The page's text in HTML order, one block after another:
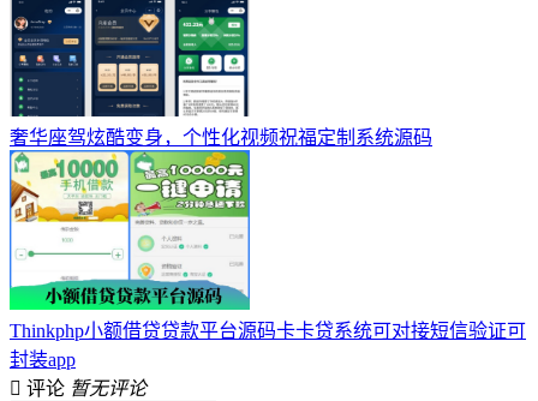
奢华座驾炫酷变身，个性化视频祝福定制系统源码
Thinkphp小额借贷贷款平台源码卡卡贷系统可对接短信验证可
封装app
评论 暂无评论